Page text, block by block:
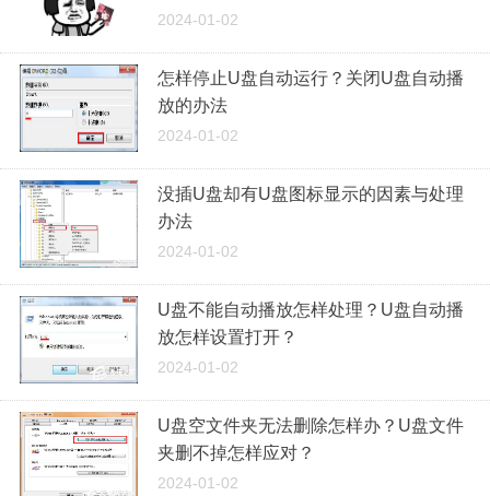
2024-01-02
怎样停止U盘自动运行？关闭U盘自动播
放的办法
2024-01-02
没插U盘却有U盘图标显示的因素与处理
办法
2024-01-02
U盘不能自动播放怎样处理？U盘自动播
放怎样设置打开？
2024-01-02
U盘空文件夹无法删除怎样办？U盘文件
夹删不掉怎样应对？
2024-01-02